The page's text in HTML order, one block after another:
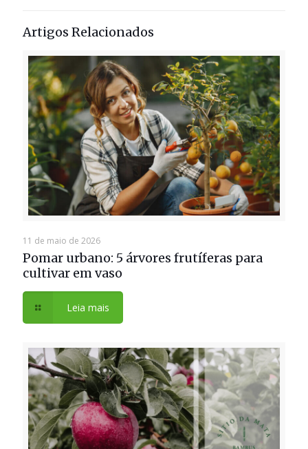
Artigos Relacionados
11 de maio de 2026
Pomar urbano: 5 árvores frutíferas para
cultivar em vaso
Leia mais